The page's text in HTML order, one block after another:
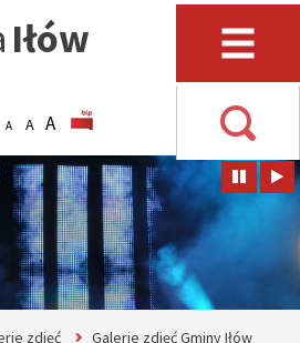
Iłów Menu
serwisu
APOMNIEJSZ CZCIONKĘ
A STANDARDOWY ROZMIAR
A POWIĘKSZ CZCIONKĘ
rozmiar czcionki
zdjęć
Galerie zdjęć Gminy Iłów